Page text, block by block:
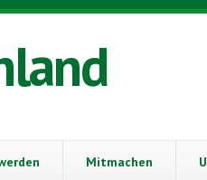
Mitmachen